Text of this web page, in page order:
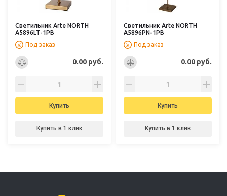
Светильник Arte NORTH
A5896LT-1PB
Под заказ
0.00 руб.
Купить
Купить в 1 клик
Светильник Arte NORTH
A5896PN-1PB
Под заказ
0.00 руб.
Купить
Купить в 1 клик